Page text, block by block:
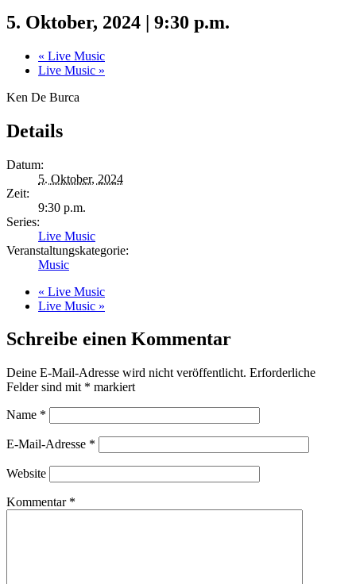
5. Oktober, 2024 | 9:30 p.m.
« Live Music
Live Music »
Ken De Burca
Details
Datum:
5. Oktober, 2024
Zeit:
9:30 p.m.
Series:
Live Music
Veranstaltungskategorie:
Music
« Live Music
Live Music »
Schreibe einen Kommentar
Deine E-Mail-Adresse wird nicht veröffentlicht. Erforderliche
Felder sind mit * markiert
Name *
E-Mail-Adresse *
Website
Kommentar *